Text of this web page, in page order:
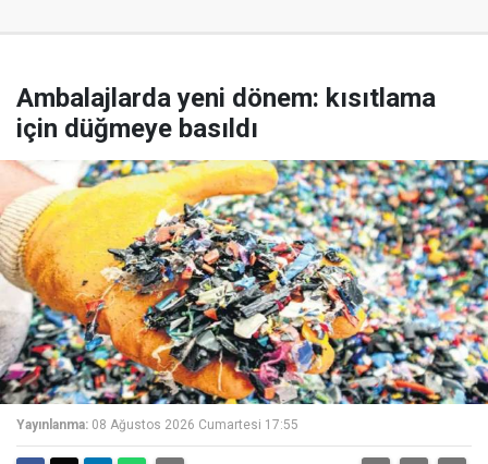
Ambalajlarda yeni dönem: kısıtlama
için düğmeye basıldı
Yayınlanma: 08 Ağustos 2026 Cumartesi 17:55